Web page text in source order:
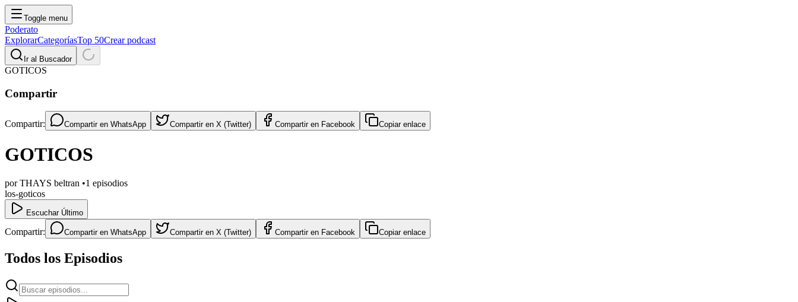
Toggle menu
Poderato
ExplorarCategoríasTop 50Crear podcast
Ir al Buscador
GOTICOS
Compartir
Compartir: Compartir en WhatsApp Compartir en X (Twitter) Compartir en Facebook Copiar enlace
GOTICOS
porTHAYS beltran •1 episodios
los-goticos
Escuchar Último
Compartir: Compartir en WhatsApp Compartir en X (Twitter) Compartir en Facebook Copiar enlace
Todos los Episodios